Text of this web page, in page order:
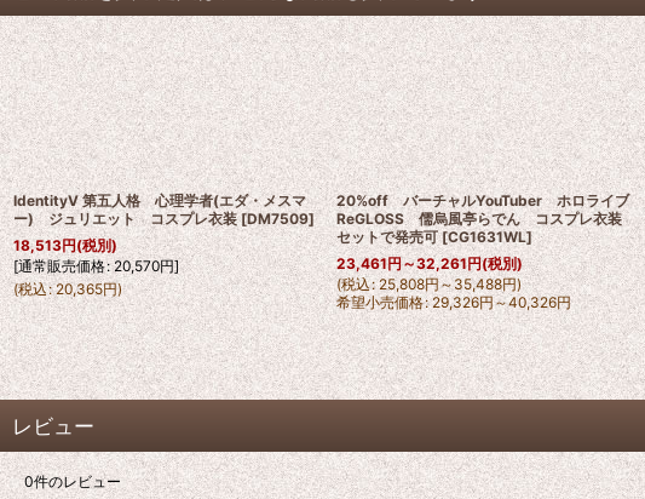
IdentityV 第五人格 心理学者(エダ・メスマ
ー) ジュリエット コスプレ衣装 [DM7509]
18,513円(税別)
[通常販売価格: 20,570円]
(税込: 20,365円)
20%off バーチャルYouTuber ホロライブ
ReGLOSS 儒烏風亭らでん コスプレ衣装
セットで発売可 [CG1631WL]
23,461円～32,261円(税別)
(税込: 25,808円～35,488円)
希望小売価格: 29,326円～40,326円
レビュー
0件のレビュー